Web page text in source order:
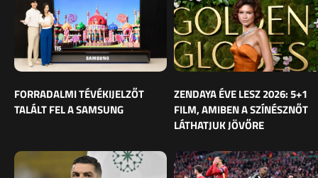
FORRADALMI TÉVÉKIJELZŐT
TALÁLT FEL A SAMSUNG
ZENDAYA ÉVE LESZ 2026: 5+1
FILM, AMIBEN A SZÍNÉSZNŐT
LÁTHATJUK JÖVŐRE